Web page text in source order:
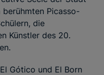
Picasso-
die
Künstler des 20.
Gótico und El Born